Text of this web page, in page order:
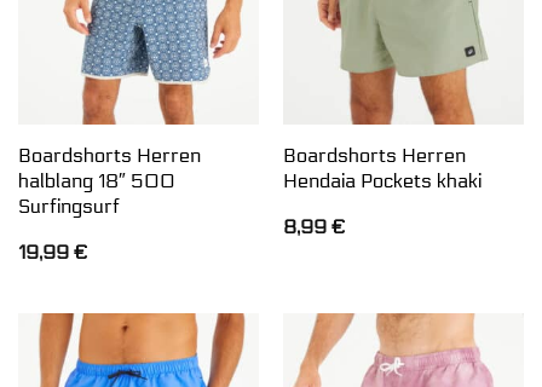
Boardshorts Herren
halblang 18″ 500
Surfingsurf
19,99 €
Boardshorts Herren
Hendaia Pockets khaki
8,99 €